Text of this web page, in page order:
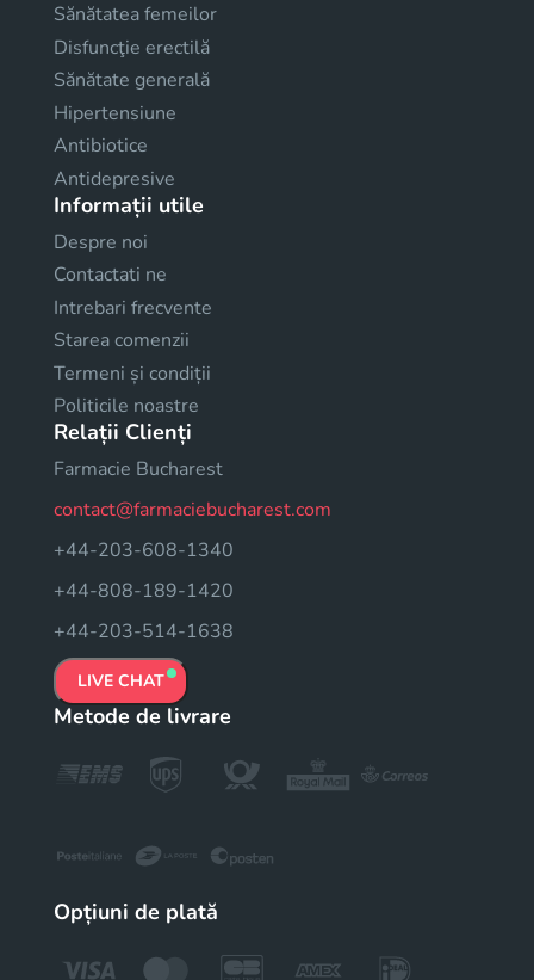
Sănătatea femeilor
Disfuncţie erectilă
Sănătate generală
Hipertensiune
Antibiotice
Antidepresive
Informații utile
Despre noi
Contactati ne
Intrebari frecvente
Starea comenzii
Termeni și condiții
Politicile noastre
Relații Clienți
Farmacie Bucharest
contact@farmaciebucharest.com
+44-203-608-1340
+44-808-189-1420
+44-203-514-1638
LIVE CHAT
Metode de livrare
Opțiuni de plată